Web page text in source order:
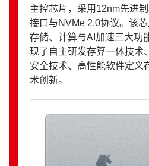
主控芯片，采用12nm先进
接口与NVMe 2.0协议。该
存储、计算与AI加速三大功
现了自主研发存算一体技术
安全技术、高性能软件定义
术创新。